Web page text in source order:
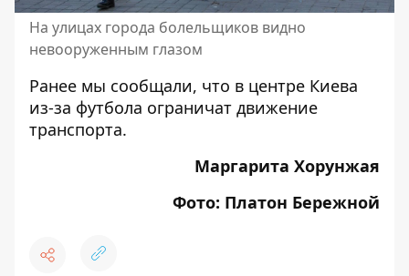
На улицах города болельщиков видно
невооруженным глазом
Ранее мы сообщали, что в центре Киева
из-за футбола ограничат движение
транспорта.
Маргарита Хорунжая
Фото: Платон Бережной